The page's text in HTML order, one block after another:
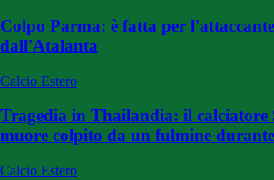
Colpo Parma: è fatta per
dall'Atalanta
Calcio Estero
Tragedia in Thailandia: il calciatore
muore colpito da un fulmine
Calcio Estero